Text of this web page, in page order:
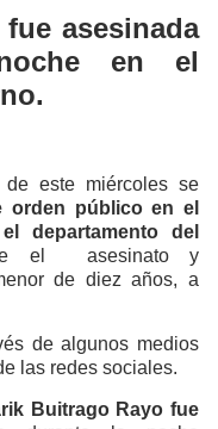
asesinada
en el
este miércoles se
orden público en el
departamento del
el asesinato y
de diez años, a
de algunos medios
las redes sociales.
Buitrago Rayo fue